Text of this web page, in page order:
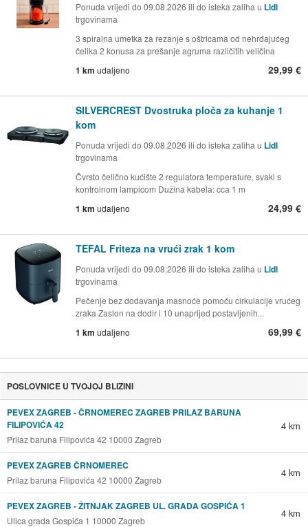
Ponuda vrijedi do 09.08.2026 ili do isteka zaliha u Lidl
trgovinama
3 spiralna umetka za rezanje s oštricama od nehrđajućeg
čelika 2 konusa za prešanje agruma različitih veličina
1 km udaljeno 29,99 €
SILVERCREST Dvostruka ploča za kuhanje 1
kom
Ponuda vrijedi do 09.08.2026 ili do isteka zaliha u Lidl
trgovinama
Čvrsto čelično kućište 2 regulatora temperature, svaki s
kontrolnom lampicom Dužina kabela: cca 1 m
1 km udaljeno 24,99 €
TEFAL Friteza na vrući zrak 1 kom
Ponuda vrijedi do 09.08.2026 ili do isteka zaliha u Lidl
trgovinama
Pečenje bez dodavanja masnoće pomoću cirkulacije vrućeg
zraka Zaslon na dodir i 10 unaprijed postavljenih...
1 km udaljeno 69,99 €
POSLOVNICE U TVOJOJ BLIZINI
PEVEX ZAGREB - ČRNOMEREC ZAGREB PRILAZ BARUNA
FILIPOVIĆA 42
Prilaz baruna Filipovića 42 10000 Zagreb
4 km
PEVEX ZAGREB ČRNOMEREC
Prilaz baruna Filipovića 42 10000 Zagreb
4 km
PEVEX ZAGREB - ŽITNJAK ZAGREB UL. GRADA GOSPIĆA 1
Ulica grada Gospića 1 10000 Zagreb
4 km